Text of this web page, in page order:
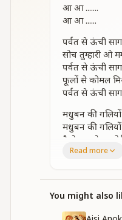
आ आ .......
आ आ ......
पर्वत से ऊंची
सोच तुम्हारी ओ
पर्वत से ऊंची
फूलों से कोमल
पर्वत से ऊंची
मधुबन की
मधुबन की
कैसे भुलायेगा कोई
अम्बे भवानी
आ आ .......
Read more
You might also